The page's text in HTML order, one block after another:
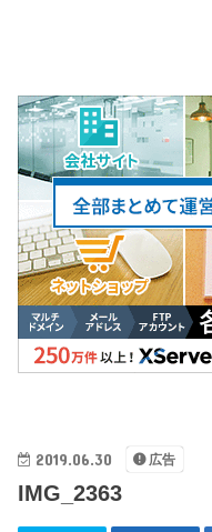
2019.06.30 広告
IMG_2363